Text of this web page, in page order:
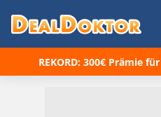
REKORD: 300€ Prämie